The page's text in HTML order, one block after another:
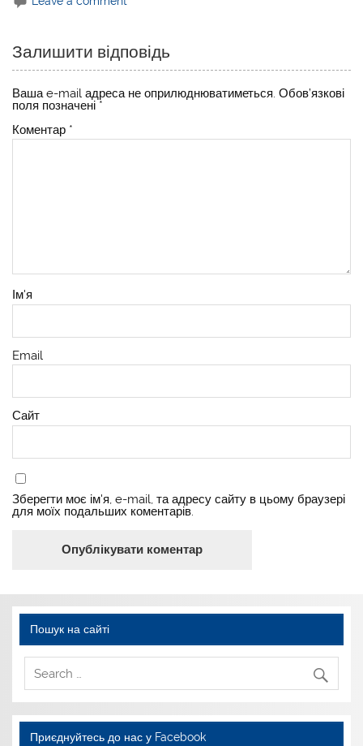
Залишити відповідь
Ваша e-mail адреса не оприлюднюватиметься. Обов’язкові
поля позначені *
Коментар *
Ім'я
Email
Сайт
Зберегти моє ім'я, e-mail, та адресу сайту в цьому браузері
для моїх подальших коментарів.
Пошук на сайті
Приєднуйтесь до нас у Facebook